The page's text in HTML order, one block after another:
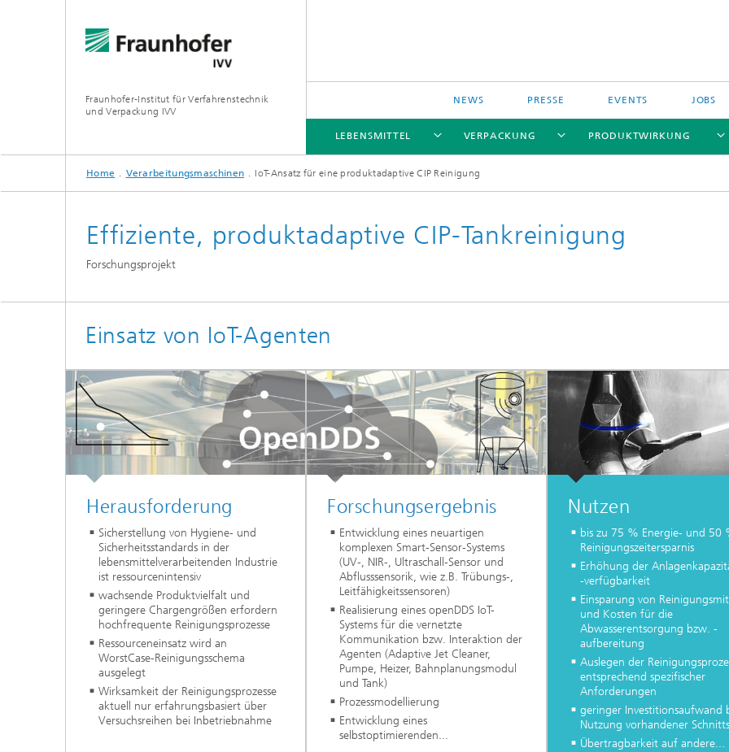
Fraunhofer-Institut für Verfahrenstechnik
und Verpackung IVV
NEWS PRESSE EVENTS JOBS
LEBENSMITTEL
LEBENSMITTEL
VERPACKUNG
VERPACKUNG
PRODUKTWIRKUNG
PRODUKTWIRKUNG
VERARBEITUNGSMASCHINEN
Home Verarbeitungsmaschinen IoT-Ansatz für eine produktadaptive CIP Reinigung
Effiziente, produktadaptive CIP-Tankreinigung
Forschungsprojekt
Einsatz von IoT-Agenten
Herausforderung
Sicherstellung von Hygiene- und
Sicherheitsstandards in der
lebensmittelverarbeitenden Industrie
ist ressourcenintensiv
wachsende Produktvielfalt und
geringere Chargengrößen erfordern
hochfrequente Reinigungsprozesse
Ressourceneinsatz wird an
WorstCase-Reinigungsschema
ausgelegt
Wirksamkeit der Reinigungsprozesse
aktuell nur erfahrungsbasiert über
Versuchsreihen bei Inbetriebnahme
Forschungsergebnis
Entwicklung eines neuartigen
komplexen Smart-Sensor-Systems
(UV-, NIR-, Ultraschall-Sensor und
Abflusssensorik, wie z.B. Trübungs-,
Leitfähigkeitssensoren)
Realisierung eines openDDS IoT-
Systems für die vernetzte
Kommunikation bzw. Interaktion der
Agenten (Adaptive Jet Cleaner,
Pumpe, Heizer, Bahnplanungsmodul
und Tank)
Prozessmodellierung
Entwicklung eines
selbstoptimierenden...
Nutzen
bis zu 75 % Energie- und 50
Reinigungszeitersparnis
Erhöhung der
-verfügbarkeit
Einsparung von
und Kosten für die
Abwasserentsorgung bzw. -
aufbereitung
Auslegen der
entsprechend spezifischer
Anforderungen
geringer Investitionsaufwand
Nutzung vorhandener
Übertragbarkeit auf andere...